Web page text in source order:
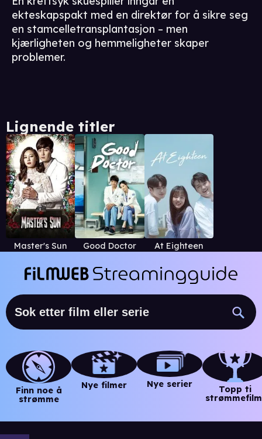
ekteskapspakt med en direktør for å sikre seg
en stamcelletransplantasjon – men
kjærligheten og hemmeligheter skaper
problemer.
Lignende titler
Master's Sun Good Doctor At Eighteen
Finn noe å
strømme
Nye filmer Nye serier
Topp ti